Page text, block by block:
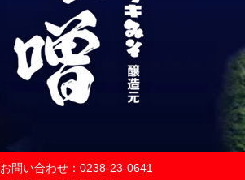
お問い合わせ：0238-23-0641